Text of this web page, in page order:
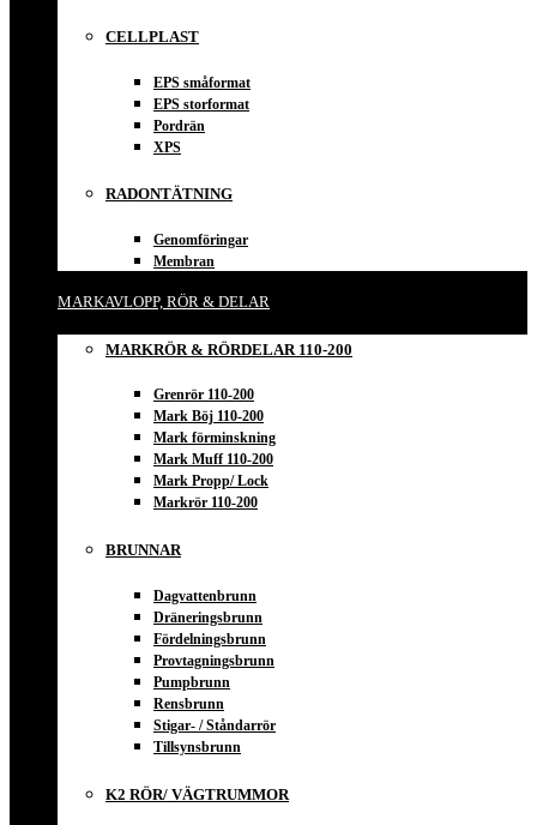
CELLPLAST
EPS småformat
EPS storformat
Pordrän
XPS
RADONTÄTNING
Genomföringar
Membran
MARKAVLOPP, RÖR & DELAR
MARKRÖR & RÖRDELAR 110-200
Grenrör 110-200
Mark Böj 110-200
Mark förminskning
Mark Muff 110-200
Mark Propp/ Lock
Markrör 110-200
BRUNNAR
Dagvattenbrunn
Dräneringsbrunn
Fördelningsbrunn
Provtagningsbrunn
Pumpbrunn
Rensbrunn
Stigar- / Ståndarrör
Tillsynsbrunn
K2 RÖR/ VÄGTRUMMOR